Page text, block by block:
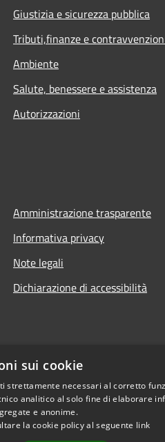
Giustizia e sicurezza pubblica
Tributi,finanze e
Ambiente
Salute, benessere e assistenza
Autorizzazioni
Amministrazione trasparente
Informativa privacy
Note legali
Dichiarazione di accessibilità
sui cookie
strettamente necessari al corretto
analitico al solo fine di elaborare
e anonime.
la cookie policy al seguente link